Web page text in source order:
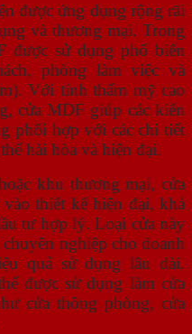
được ứng dụng rộng rãi
và thương mại. Trong
được sử dụng phổ biến
phòng làm việc và
Với tính thẩm mỹ cao
cửa MDF giúp các kiến
phối hợp với các chi tiết
hài hòa và hiện đại.
khu thương mại, cửa
thiết kế hiện đại, khả
tư hợp lý. Loại cửa này
nghiệp cho doanh
quả sử dụng lâu dài.
được sử dụng làm cửa
cửa thông phòng, cửa